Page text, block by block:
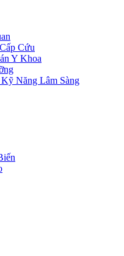
Cứu
Y Khoa
Năng Lâm Sàng